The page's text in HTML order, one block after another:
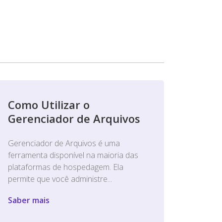
Como Utilizar o
Gerenciador de Arquivos
Gerenciador de Arquivos é uma
ferramenta disponível na maioria das
plataformas de hospedagem. Ela
permite que você administre...
Saber mais